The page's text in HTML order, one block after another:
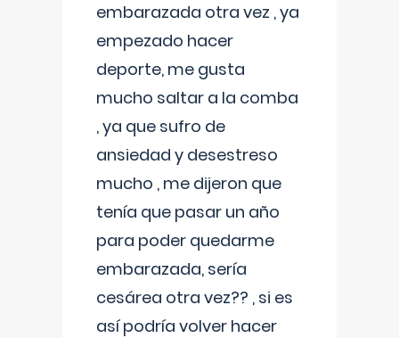
embarazada otra vez , ya
empezado hacer
deporte, me gusta
mucho saltar a la comba
, ya que sufro de
ansiedad y desestreso
mucho , me dijeron que
tenía que pasar un año
para poder quedarme
embarazada, sería
cesárea otra vez?? , si es
así podría volver hacer